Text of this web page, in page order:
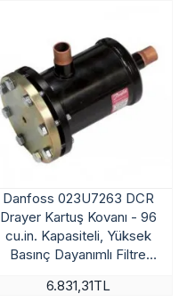
Danfoss 023U7263 DCR
Drayer Kartuş Kovanı - 96
cu.in. Kapasiteli, Yüksek
Basınç Dayanımlı Filtre
6.831,31TL